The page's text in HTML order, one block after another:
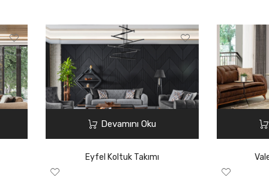
Devamını Oku
Eyfel Koltuk Takımı